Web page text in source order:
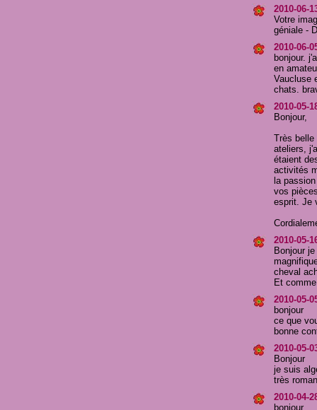
2010-06-
Votre
géniale -
2010-06-
bonjour.
en
Vaucluse
chats.
2010-05-
Bonjour,
Très
ateliers,
étaient
activités
la
vos
esprit. Je
2010-05-
Bonjour
cheval
Et
2010-05-
bonjour
ce que
bonne
2010-05-
Bonjour
je suis
très
2010-04-
bonjour